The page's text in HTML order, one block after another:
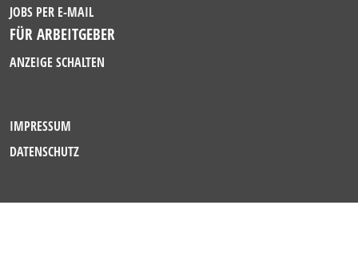
JOBS PER E-MAIL
FÜR ARBEITGEBER
ANZEIGE SCHALTEN
IMPRESSUM
DATENSCHUTZ